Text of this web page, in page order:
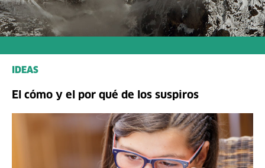
IDEAS
El cómo y el por qué de los suspiros